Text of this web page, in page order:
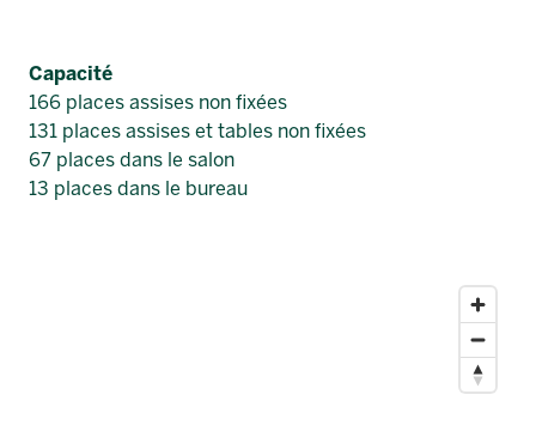
Capacité
166 places assises non fixées
131 places assises et tables non fixées
67 places dans le salon
13 places dans le bureau